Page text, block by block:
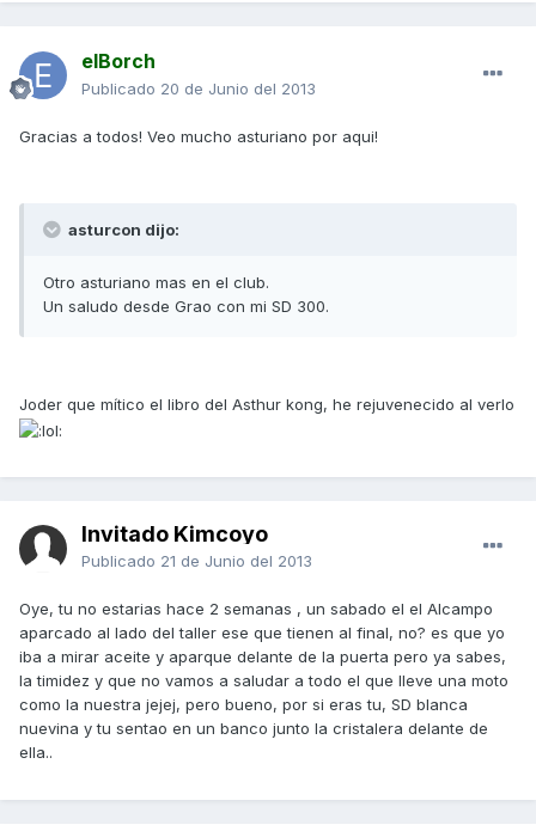
elBorch
Publicado 20 de Junio del 2013
Gracias a todos! Veo mucho asturiano por aqui!
asturcon dijo:
Otro asturiano mas en el club.
Un saludo desde Grao con mi SD 300.
Joder que mítico el libro del Asthur kong, he rejuvenecido al verlo
Invitado Kimcoyo
Publicado 21 de Junio del 2013
Oye, tu no estarias hace 2 semanas , un sabado el el Alcampo
aparcado al lado del taller ese que tienen al final, no? es que yo
iba a mirar aceite y aparque delante de la puerta pero ya sabes,
la timidez y que no vamos a saludar a todo el que lleve una moto
como la nuestra jejej, pero bueno, por si eras tu, SD blanca
nuevina y tu sentao en un banco junto la cristalera delante de
ella..